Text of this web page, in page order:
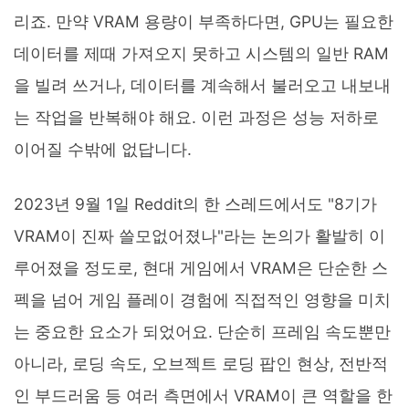
리죠. 만약 VRAM 용량이 부족하다면, GPU는 필요한
데이터를 제때 가져오지 못하고 시스템의 일반 RAM
을 빌려 쓰거나, 데이터를 계속해서 불러오고 내보내
는 작업을 반복해야 해요. 이런 과정은 성능 저하로
이어질 수밖에 없답니다.
2023년 9월 1일 Reddit의 한 스레드에서도 "8기가
VRAM이 진짜 쓸모없어졌나"라는 논의가 활발히 이
루어졌을 정도로, 현대 게임에서 VRAM은 단순한 스
펙을 넘어 게임 플레이 경험에 직접적인 영향을 미치
는 중요한 요소가 되었어요. 단순히 프레임 속도뿐만
아니라, 로딩 속도, 오브젝트 로딩 팝인 현상, 전반적
인 부드러움 등 여러 측면에서 VRAM이 큰 역할을 한